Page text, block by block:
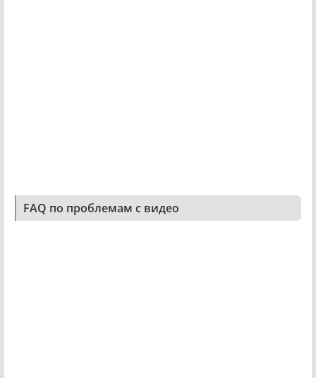
FAQ по проблемам с видео